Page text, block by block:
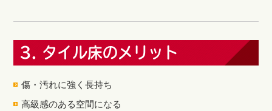
3. タイル床のメリット
傷・汚れに強く長持ち
高級感のある空間になる